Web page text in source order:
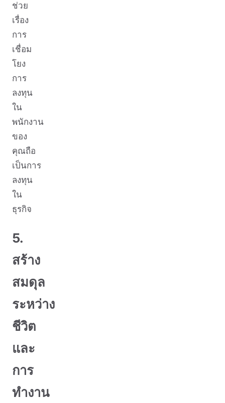
ช่วย
เรื่อง
การ
เชื่อม
โยง
การ
ลงทุน
ใน
พนักงาน
ของ
คุณถือ
เป็นการ
ลงทุน
ใน
ธุรกิจ
5.
สร้าง
สมดุล
ระหว่าง
ชีวิต
และ
การ
ทำงาน